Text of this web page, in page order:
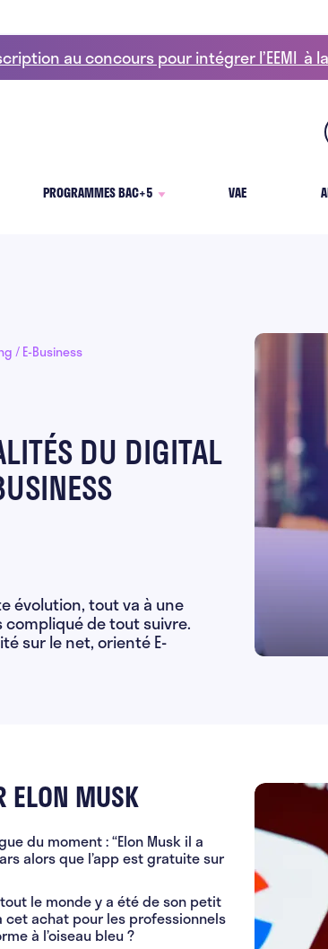
au concours pour intégrer l’EEMI à
PROGRAMMES BAC+5 VAE
/ E-Business
DU DIGITAL
évolution, tout va à une
de tout suivre.
sur le net, orienté E-
ELON MUSK
du moment : “Elon Musk il a
alors que l’app est gratuite sur
le monde y a été de son petit
achat pour les professionnels
à l’oiseau bleu ?